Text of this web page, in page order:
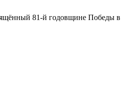
81-й годовщине Победы в